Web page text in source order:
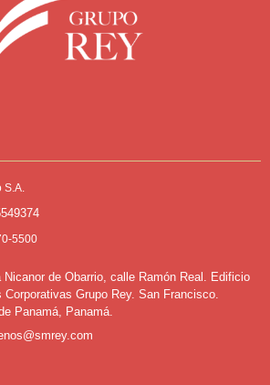
S.A.
5500
Nicanor de Obarrio, calle Ramón Real. Edificio
Corporativas Grupo Rey. San Francisco.
Panamá, Panamá.